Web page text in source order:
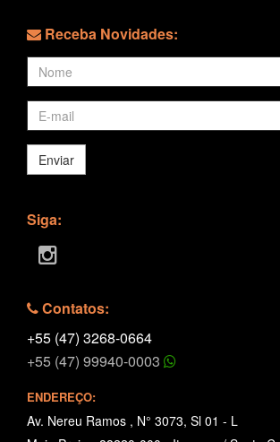
Receba Novidades:
Enviar
Siga:
Contatos:
+55 (47) 3268-0664
+55 (47) 99940-0003
ENDEREÇO:
Av. Nereu Ramos , N° 3073, Sl 01 - L